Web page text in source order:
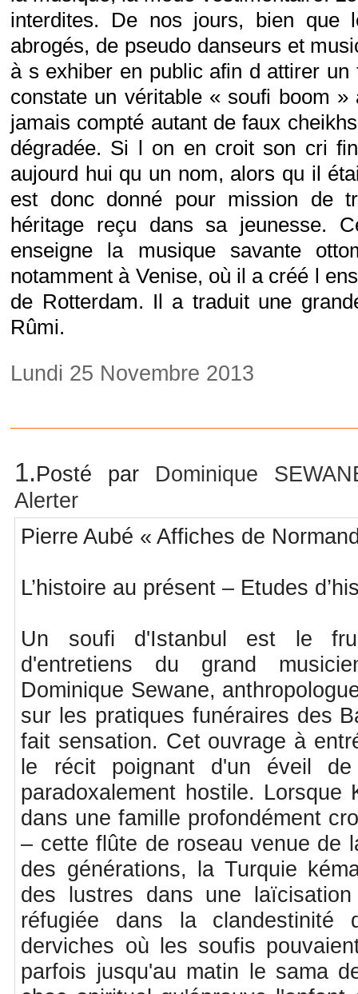
interdites. De nos jours, bien que
abrogés, de pseudo danseurs et
à s exhiber en public afin d attirer
constate un véritable « soufi boom
jamais compté autant de faux
dégradée. Si l on en croit son cri
aujourd hui qu un nom, alors qu il
est donc donné pour mission de
héritage reçu dans sa jeunesse.
enseigne la musique savante
notamment à Venise, où il a créé l
de Rotterdam. Il a traduit une
Rûmi.
Lundi 25 Novembre 2013
1.Posté par Dominique
Alerter
Pierre Aubé « Affiches de
L’histoire au présent – Etudes
Un soufi d'Istanbul est le
d'entretiens du grand
Dominique Sewane,
sur les pratiques funéraires des
fait sensation. Cet ouvrage à
le récit poignant d'un éveil
paradoxalement hostile. Lorsque
dans une famille profondément
– cette flûte de roseau venue de
des générations, la Turquie
des lustres dans une
réfugiée dans la
derviches où les soufis
parfois jusqu'au matin le sama